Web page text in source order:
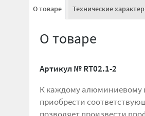
О товаре Технические
О товаре
Артикул №RT02.1-2
К каждому алюминиевому
приобрести